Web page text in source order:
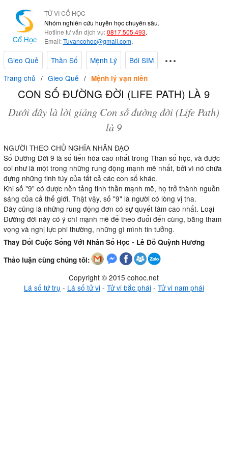
TỬ VI CỔ HỌC
Nhóm nghiên cứu huyền học chuyên sâu.
Hotline tư vấn dịch vụ:0817.505.493.
Email:Tuvancohoc@gmail.com.
Gieo Quẻ Thần Số Mệnh Lý
Bói SIM
Trang chủ
Gieo Quẻ Mệnh lý vạn niên
CON SỐ ĐƯỜNG ĐỜI (LIFE PATH) LÀ 9
Dưới đây là lời giảng Con số đường đời (Life Path)
là 9
NGƯỜI THEO CHỦ NGHĨA NHÂN ĐẠO
Số Đường Đời 9 là số tiến hóa cao nhất trong Thần số học, và được
coi như là một trong những rung động mạnh mẽ nhất, bởi vì nó chứa
đựng những tinh túy của tất cả các con số khác.
Khi số "9" có được nền tảng tinh thần mạnh mẽ, họ trở thành nguồn
sáng của cả thế giới. Thật vậy, số "9" là người có lòng vị tha.
Đây cũng là những rung động đơn có sự quyết tâm cao nhất. Loại
Đường đời này có ý chí mạnh mẽ để theo đuổi đến cùng, bằng tham
vọng và nghị lực phi thường, những gì mình tin tưởng.
Thay Đổi Cuộc Sống Với Nhân Số Học - Lê Đỗ Quỳnh Hương
Thảo luận cùng chúng tôi:
Copyright © 2015 cohoc.net
Lá số tứ trụ - Lá số tử vi- Tử vi bắc phái- Tử vi nam phái